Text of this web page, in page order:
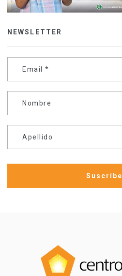
NEWSLETTER
Email *
Nombre
Apellido